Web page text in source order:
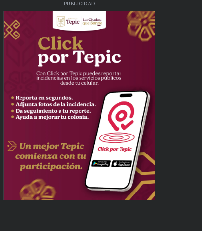
PUBLICIDAD